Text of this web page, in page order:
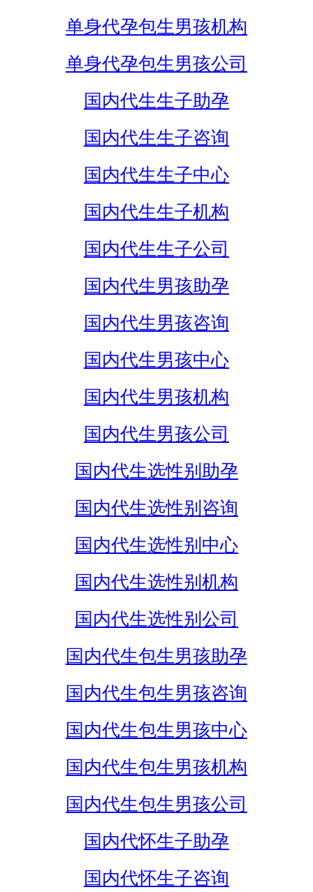
单身代孕包生男孩机构
单身代孕包生男孩公司
国内代生生子助孕
国内代生生子咨询
国内代生生子中心
国内代生生子机构
国内代生生子公司
国内代生男孩助孕
国内代生男孩咨询
国内代生男孩中心
国内代生男孩机构
国内代生男孩公司
国内代生选性别助孕
国内代生选性别咨询
国内代生选性别中心
国内代生选性别机构
国内代生选性别公司
国内代生包生男孩助孕
国内代生包生男孩咨询
国内代生包生男孩中心
国内代生包生男孩机构
国内代生包生男孩公司
国内代怀生子助孕
国内代怀生子咨询